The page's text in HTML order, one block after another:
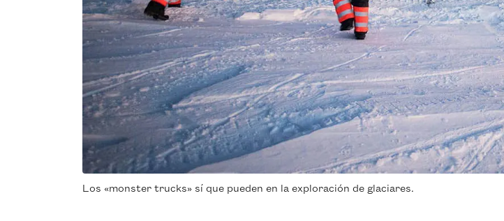
Los «monster trucks» sí que pueden en la exploración de glaciares.